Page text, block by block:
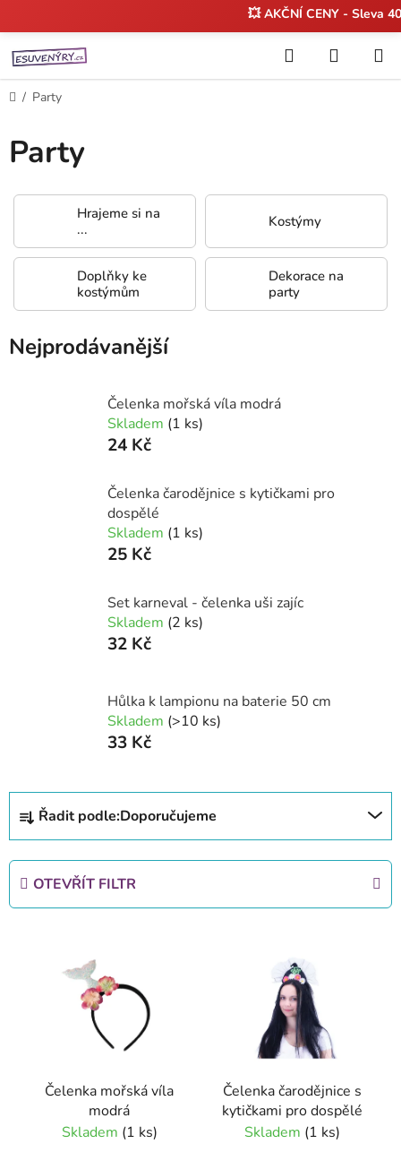
na
obsah
💥 AKČNÍ CENY - Sleva
Hledat
KOŠÍK
Domů
/ Party
Party
Hrajeme si na
...
Kostýmy
Doplňky ke
kostýmům
Dekorace na
party
Nejprodávanější
Čelenka mořská víla modrá
Skladem (1 ks)
24 Kč
Čelenka čarodějnice s kytičkami pro
dospělé
Skladem (1 ks)
25 Kč
Set karneval - čelenka uši zajíc
Skladem (2 ks)
32 Kč
Hůlka k lampionu na baterie 50 cm
Skladem (>10 ks)
33 Kč
Ř
z
e
Řadit podle:Doporučujeme
OTEVŘÍT FILTR
Čelenka mořská víla
modrá
Skladem (1 ks)
Čelenka čarodějnice s
kytičkami pro dospělé
Skladem (1 ks)